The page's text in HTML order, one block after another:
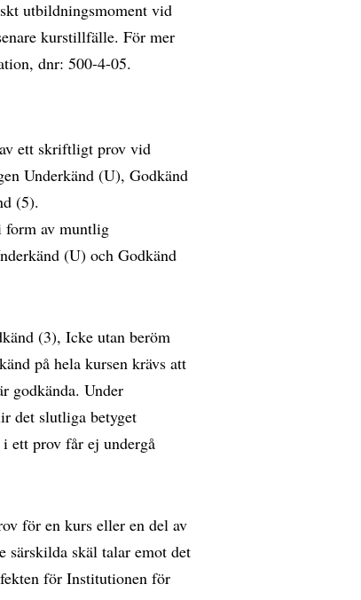
utbildningsmoment vid
kurstillfälle. För mer
dnr: 500-4-05.
ett skriftligt prov vid
Underkänd (U), Godkänd
(5).
form av muntlig
(U) och Godkänd
(3), Icke utan beröm
på hela kursen krävs att
godkända. Under
det slutliga betyget
ett prov får ej undergå
för en kurs eller en del av
särskilda skäl talar emot det
för Institutionen för